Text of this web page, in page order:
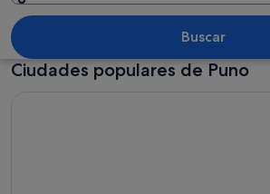
Un grupo
Buscar
Ciudades populares de Puno